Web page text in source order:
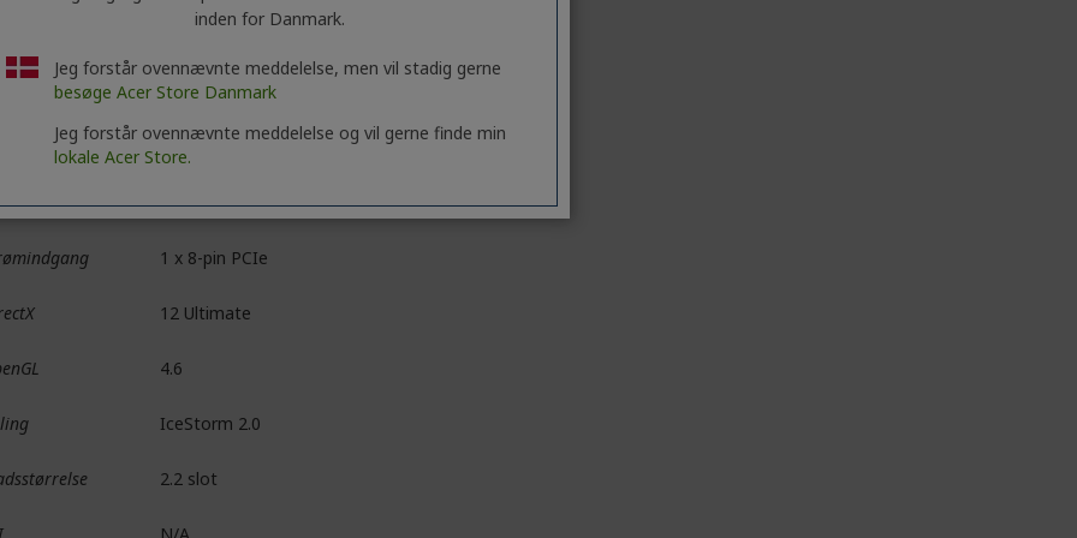
for flere Quad Display
600W
200W
1 x 8-pin PCIe
12 Ultimate
4.6
IceStorm 2.0
2.2 slot
inden for Danmark.
Jeg forstår ovennævnte meddelelse, men vil stadig gerne
besøge Acer Store Danmark
Jeg forstår ovennævnte meddelelse og vil gerne finde min
lokale Acer Store.